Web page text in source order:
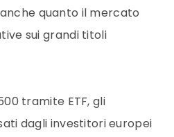
quanto il mercato
sui grandi titoli
tramite ETF, gli
dagli investitori europei